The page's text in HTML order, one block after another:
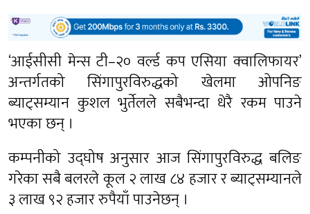
‘आईसीसी मेन्स टी–२० वर्ल्ड कप एसिया क्वालिफायर’
अन्तर्गतको सिंगापुरविरुद्धको खेलमा ओपनिङ
ब्याट्सम्यान कुशल भुर्तेलले सबैभन्दा धेरै रकम पाउने
भएका छन् ।
कम्पनीको उद्घोष अनुसार आज सिंगापुरविरुद्ध बलिङ
गरेका सबै बलरले कूल २ लाख ८४ हजार र ब्याट्सम्यानले
३ लाख ९२ हजार रुपैयाँ पाउनेछन् ।